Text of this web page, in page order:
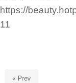
https://
11
« Prev